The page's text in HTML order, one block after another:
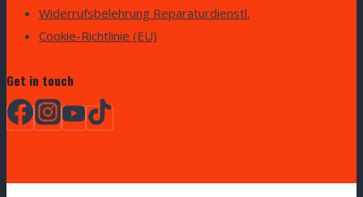
Widerrufsbelehrung Reparaturdienstl.
Cookie-Richtlinie (EU)
Get in touch